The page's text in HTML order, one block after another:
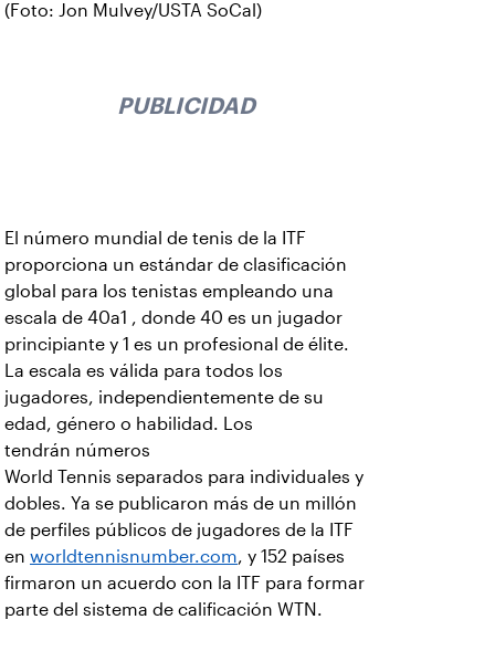
(Foto: Jon Mulvey/USTA SoCal)
PUBLICIDAD
El número mundial de tenis de la ITF
proporciona un estándar de clasificación
global para los tenistas empleando una
escala de 40a1 , donde 40 es un jugador
principiante y 1 es un profesional de élite.
La escala es válida para todos los
jugadores, independientemente de su
edad, género o habilidad. Los
tendrán números
World Tennis separados para individuales y
dobles. Ya se publicaron más de un millón
de perfiles públicos de jugadores de la ITF
en worldtennisnumber.com, y 152 países
firmaron un acuerdo con la ITF para formar
parte del sistema de calificación WTN.